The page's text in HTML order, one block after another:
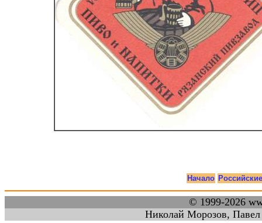
Начало Российские
© 1999-2026
Николай Морозов,